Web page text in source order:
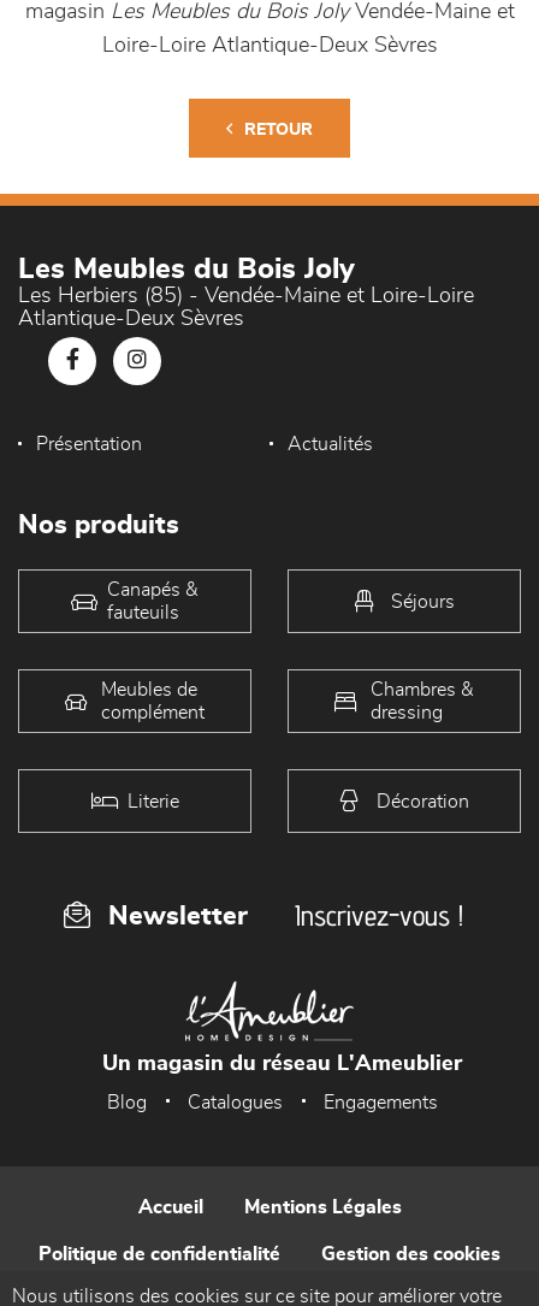
magasin Les Meubles du Bois JolyVendée-Maine et
Loire-Loire Atlantique-Deux Sèvres
RETOUR
Les Meubles du Bois Joly
Les Herbiers (85) - Vendée-Maine et Loire-Loire
Atlantique-Deux Sèvres
Présentation Actualités
Nos produits
Canapés &
fauteuils
Séjours
Meubles de
complément
Chambres &
dressing
Literie Décoration
Newsletter Inscrivez-vous !
Un magasin du réseau L'Ameublier
Blog Catalogues Engagements
Accueil Mentions Légales
Politique de confidentialité Gestion des cookies
Contact
Nous utilisons des cookies sur ce site pour améliorer votre